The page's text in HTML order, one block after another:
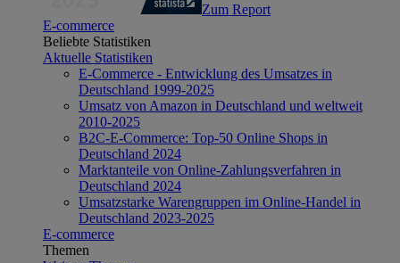
Zum Report
E-commerce
Beliebte Statistiken
Aktuelle Statistiken
E-Commerce - Entwicklung des Umsatzes in
Deutschland 1999-2025
Umsatz von Amazon in Deutschland und weltweit
2010-2025
B2C-E-Commerce: Top-50 Online Shops in
Deutschland 2024
Marktanteile von Online-Zahlungsverfahren in
Deutschland 2024
Umsatzstarke Warengruppen im Online-Handel in
Deutschland 2023-2025
E-commerce
Themen